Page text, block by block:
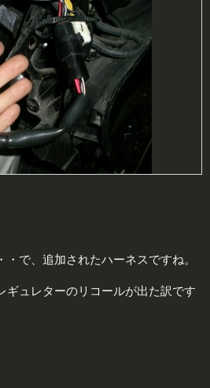
で、追加されたハーネスですね。
ギュレターのリコールが出た訳です